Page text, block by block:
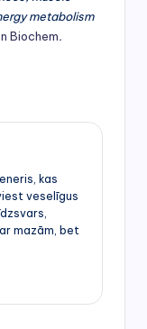
metabolism
Biochem.
kas
veselīgus
mazām, bet